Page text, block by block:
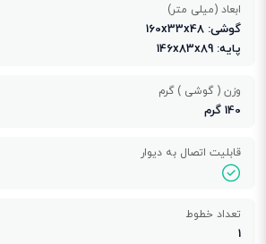
ابعاد (میلی متر)
گوشی: 160x33x48
پایه: 146x83x89
وزن ( گوشی ) گرم
140 گرم
قابلیت اتصال به دیوار
تعداد خطوط